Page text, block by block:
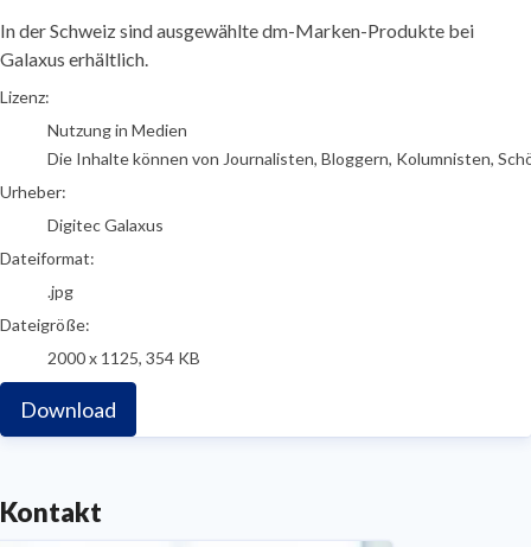
In der Schweiz sind ausgewählte dm-Marken-Produkte bei
Galaxus erhältlich.
Digitec Galaxus
Lizenz:
Nutzung in Medien
Die Inhalte können von Journalisten, Bloggern, Kolumnisten,
Urheber:
Digitec Galaxus
Dateiformat:
.jpg
Dateigröße:
2000 x 1125, 354 KB
Download
Kontakt